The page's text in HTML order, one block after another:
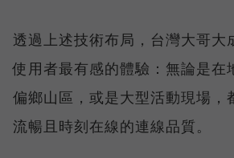
透過上述技術布局，台灣大哥大
使用者最有感的體驗：無論是在
偏鄉山區，或是大型活動現場，
流暢且時刻在線的連線品質。